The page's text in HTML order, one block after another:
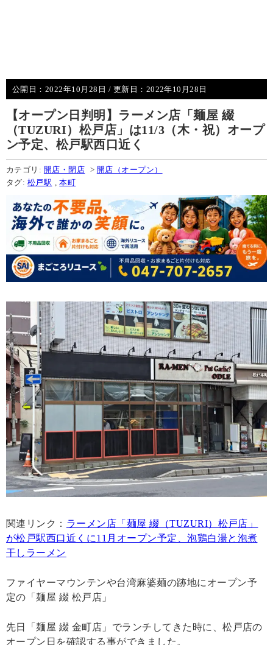
公開日： 2022年10月28日 / 更新日： 2022年10月28日
【オープン日判明】ラーメン店「麺屋 綴
（TUZURI）松戸店」は11/3（木・祝）オープ
ン予定、松戸駅西口近く
カテゴリ: 開店・閉店 > 開店（オープン）
タグ: 松戸駅 ,本町
関連リンク： ラーメン店「麺屋 綴（TUZURI）松戸店」
が松戸駅西口近くに11月オープン予定、泡鶏白湯と泡煮
干しラーメン
ファイヤーマウンテンや台湾麻婆麺の跡地にオープン予
定の「麺屋 綴 松戸店」
先日「麺屋 綴 金町店」でランチしてきた時に、松戸店の
オープン日を確認する事ができました。